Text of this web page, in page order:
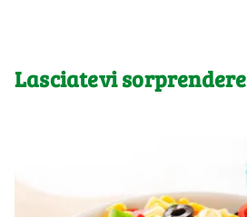
Lasciatevi sorprendere